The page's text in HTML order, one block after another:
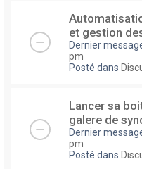
et gestion
Dernier
pm
Posté dans
Lancer sa
galere de
Dernier
pm
Posté dans